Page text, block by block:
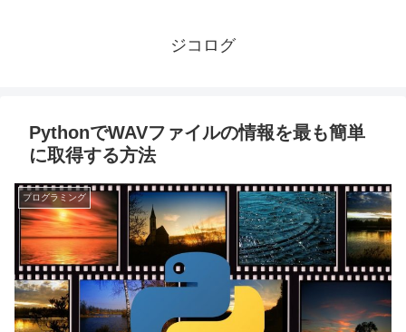
ジコログ
PythonでWAVファイルの情報を最も簡単
に取得する方法
プログラミング